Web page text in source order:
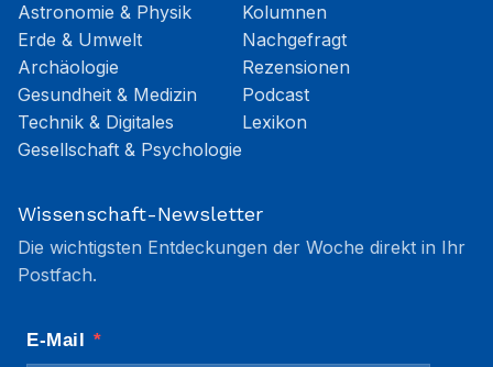
Astronomie & Physik
Erde & Umwelt
Archäologie
Gesundheit & Medizin
Technik & Digitales
Gesellschaft & Psychologie
Kolumnen
Nachgefragt
Rezensionen
Podcast
Lexikon
Wissenschaft-Newsletter
Die wichtigsten Entdeckungen der Woche direkt in Ihr
Postfach.